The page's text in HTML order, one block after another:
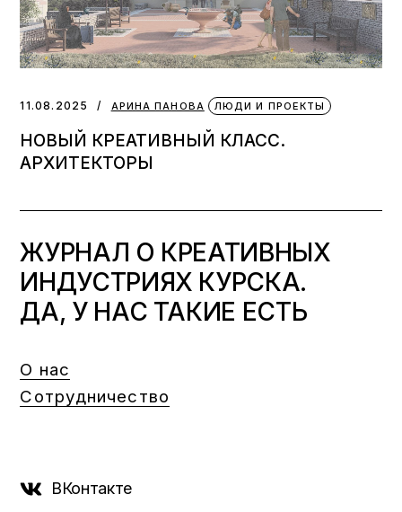
11.08.2025 АРИНА ПАНОВА ЛЮДИ И ПРОЕКТЫ
НОВЫЙ КРЕАТИВНЫЙ КЛАСС.
АРХИТЕКТОРЫ
ЖУРНАЛ О КРЕАТИВНЫХ
ИНДУСТРИЯХ КУРСКА.
ДА, У НАС ТАКИЕ ЕСТЬ
О нас
Сотрудничество
ВКонтакте